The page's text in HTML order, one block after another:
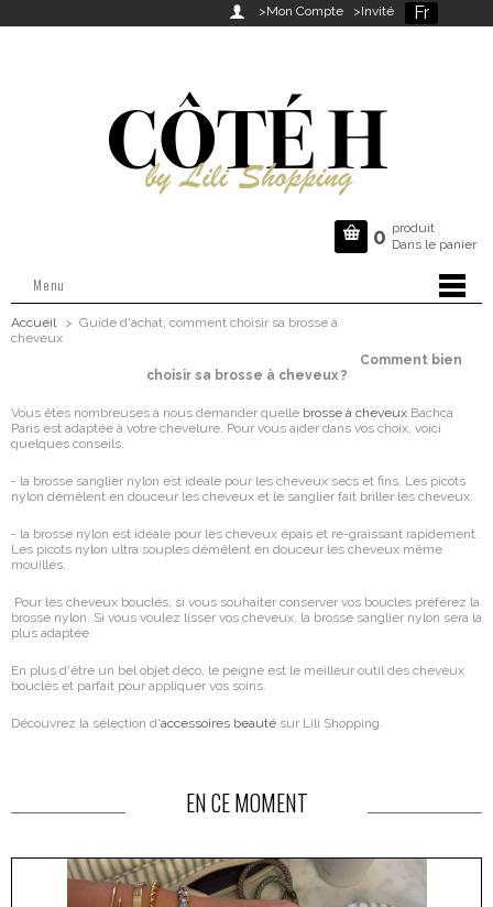
Fr
 >Mon Compte >Invité
 0 produit
Dans le panier
Menu
Accueil > Guide d'achat, comment choisir sa brosse à
cheveux
Comment bien
choisir sa brosse à cheveux ?
Vous êtes nombreuses à nous demander quelle brosse à cheveux Bachca
Paris est adaptée à votre chevelure. Pour vous aider dans vos choix, voici
quelques conseils.
- la brosse sanglier nylon est idéale pour les cheveux secs et fins. Les picots
nylon démêlent en douceur les cheveux et le sanglier fait briller les cheveux.
- la brosse nylon est idéale pour les cheveux épais et re-graissant rapidement.
Les picots nylon ultra souples démêlent en douceur les cheveux même
mouillés.
Pour les cheveux bouclés, si vous souhaiter conserver vos boucles préférez la
brosse nylon. Si vous voulez lisser vos cheveux, la brosse sanglier nylon sera la
plus adaptée.
En plus d'être un bel objet déco, le peigne est le meilleur outil des cheveux
bouclés et parfait pour appliquer vos soins.
Découvrez la sélection d'accessoires beauté sur Lili Shopping.
EN CE MOMENT